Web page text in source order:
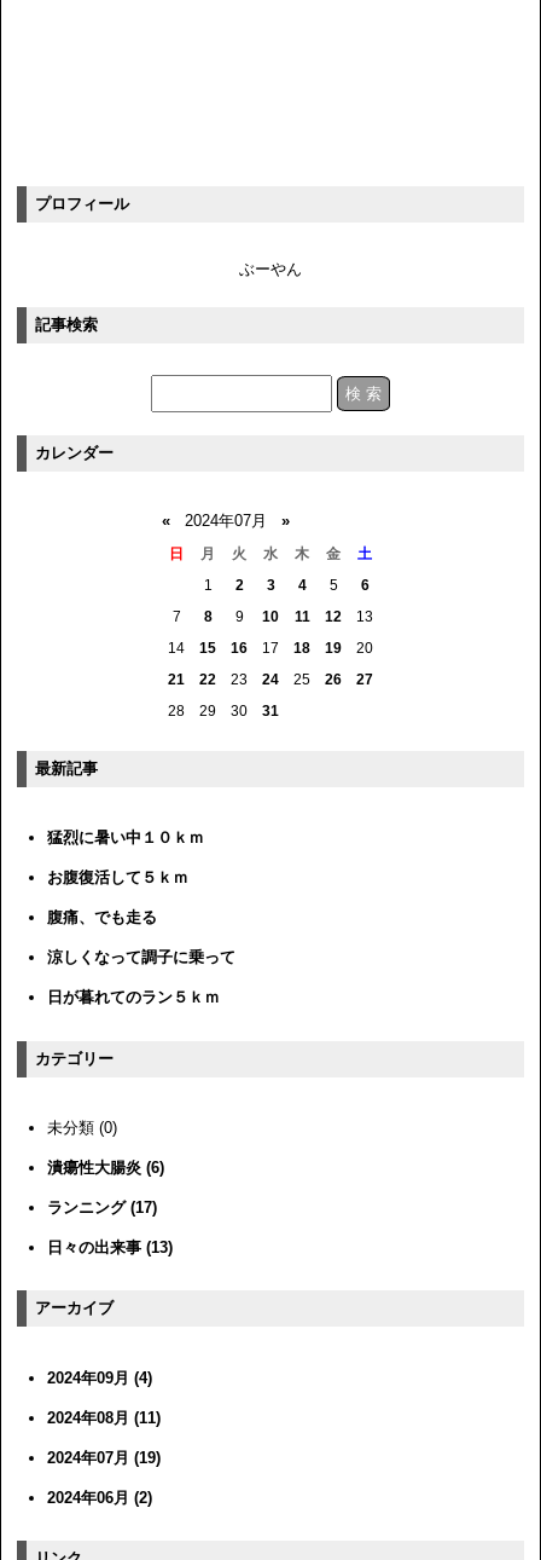
プロフィール
ぶーやん
記事検索
カレンダー
« 2024年07月 »
日 月 火 水 木 金
土
1
2 3 4 5
6
7
8 9 10 11 12
13
14
15 16 17 18 19
20
21
22 23 24 25 26
27
28
29 30 31
最新記事
猛烈に暑い中１０ｋｍ
お腹復活して５ｋｍ
腹痛、でも走る
涼しくなって調子に乗って
日が暮れてのラン５ｋｍ
カテゴリー
未分類 (0)
潰瘍性大腸炎 (6)
ランニング (17)
日々の出来事 (13)
アーカイブ
2024年09月 (4)
2024年08月 (11)
2024年07月 (19)
2024年06月 (2)